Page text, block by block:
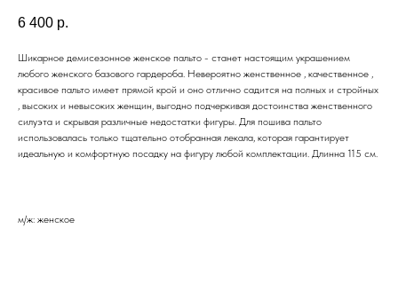
6 400 р.
Шикарное демисезонное женское пальто - станет настоящим украшением
любого женского базового гардероба. Невероятно женственное , качественное ,
красивое пальто имеет прямой крой и оно отлично садится на полных и стройных
, высоких и невысоких женщин, выгодно подчеркивая достоинства женственного
силуэта и скрывая различные недостатки фигуры. Для пошива пальто
использовалась только тщательно отобранная лекала, которая гарантирует
идеальную и комфортную посадку на фигуру любой комплектации. Длинна 115 см.
м/ж: женское